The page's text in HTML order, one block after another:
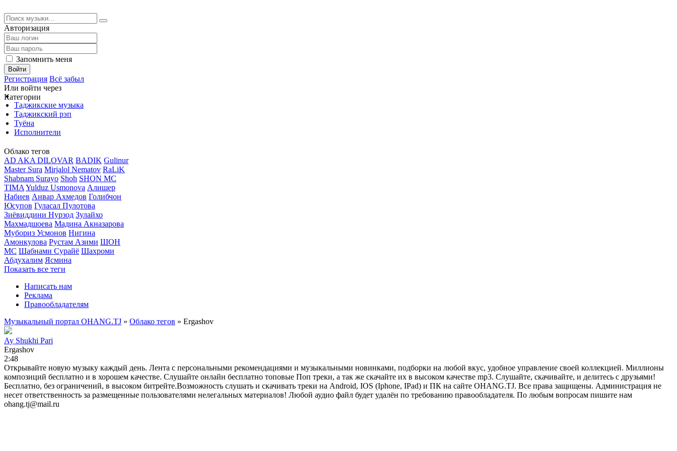
Авторизация
Запомнить меня
Войти
Регистрация Всё забыл
Или войти через
Категории
Таджикские музыка
Таджикский рэп
Туёна
Исполнители
Облако тегов
AD AKA DILOVAR BADIK Gulinur
Master Sura Mirjalol Nematov RaLiK
Shabnam Surayo Shoh SHON MC
TIMA Yulduz Usmonova Алишер
Набиев Анвар Ахмедов Голибчон
Юсупов Гуласал Пулотова
Зиёвиддини Нурзод Зулайхо
Махмадшоева Мадина Акназарова
Мубориз Усмонов Нигина
Амонкулова Рустам Азими ШОН
МС Шабнами Сурайё Шахроми
Абдухалим Ясмина
Показать все теги
Написать нам
Реклама
Правообладателям
Музыкальный портал OHANG.TJ » Облако тегов » Ergashov
Ay Shukhi Pari
Ergashov
2:48
Открывайте новую музыку каждый день. Лента с персональными рекомендациями и музыкальными новинками, подборки на любой вкус, удобное управление своей коллекцией. Миллионы
композиций бесплатно и в хорошем качестве. Слушайте онлайн бесплатно топовые Поп треки, а так же скачайте их в высоком качестве mp3. Слушайте, скачивайте, и делитесь с друзьями!
Бесплатно, без ограничений, в высоком битрейте.Возможность слушать и скачивать треки на Android, IOS (Iphone, IPad) и ПК на сайте OHANG.TJ. Все права защищены. Администрация не
несет ответственность за размещенные пользователями нелегальных материалов! Любой аудио файл будет удалён по требованию правообладателя. По любым вопросам пишите нам
ohang.tj@mail.ru